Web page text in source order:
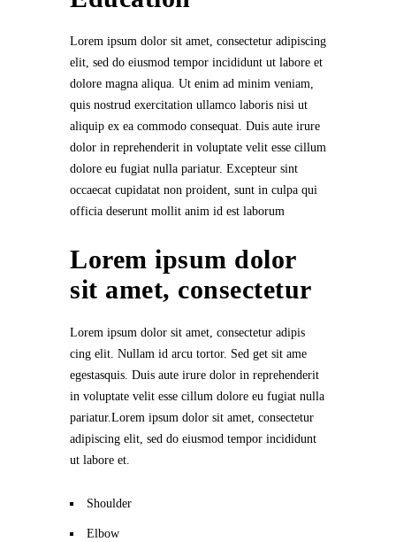
Lorem ipsum dolor sit amet, consectetur adipiscing
elit, sed do eiusmod tempor incididunt ut labore et
dolore magna aliqua. Ut enim ad minim veniam,
quis nostrud exercitation ullamco laboris nisi ut
aliquip ex ea commodo consequat. Duis aute irure
dolor in reprehenderit in voluptate velit esse cillum
dolore eu fugiat nulla pariatur. Excepteur sint
occaecat cupidatat non proident, sunt in culpa qui
officia deserunt mollit anim id est laborum
Lorem ipsum dolor
sit amet, consectetur
Lorem ipsum dolor sit amet, consectetur adipis
cing elit. Nullam id arcu tortor. Sed get sit ame
egestasquis. Duis aute irure dolor in reprehenderit
in voluptate velit esse cillum dolore eu fugiat nulla
pariatur.Lorem ipsum dolor sit amet, consectetur
adipiscing elit, sed do eiusmod tempor incididunt
ut labore et.
Shoulder
Elbow